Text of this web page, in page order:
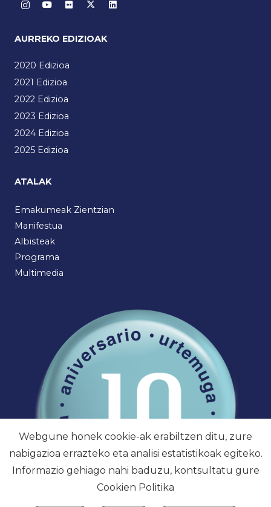
AURREKO EDIZIOAK
2020 Edizioa
2021 Edizioa
2022 Edizioa
2023 Edizioa
2024 Edizioa
2025 Edizioa
ATALAK
Emakumeak Zientzian
Manifestua
Albisteak
Programa
Multimedia
Webgune honek cookie-ak erabiltzen ditu, zure
nabigazioa errazteko eta analisi estatistikoak egiteko.
Informazio gehiago nahi baduzu, kontsultatu gure
Cookien Politika